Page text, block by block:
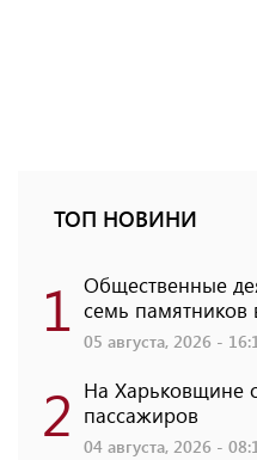
ТОП НОВИНИ
1 Общественные
семь памятников
05 августа, 2026 -
2 На Харьковщине
пассажиров
04 августа, 2026 -